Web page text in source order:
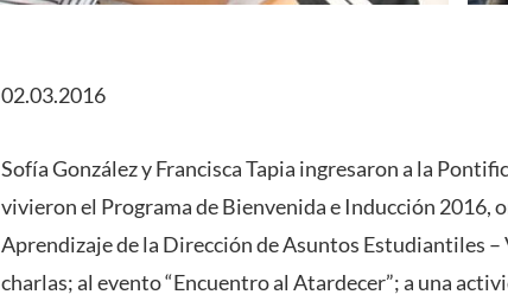
02.03.2016
Sofía González y Francisca Tapia ingresaron a la
vivieron el Programa de Bienvenida e Inducción 2016,
Aprendizaje de la Dirección de Asuntos Estudiantiles
charlas; al evento “Encuentro al Atardecer”; a una